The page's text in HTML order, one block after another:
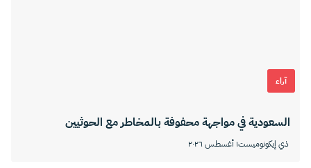
آراء
السعودية في مواجهة محفوفة بالمخاطر مع الحوثيين
ذي إيكونوميست١ أغسطس ٢٠٢٦